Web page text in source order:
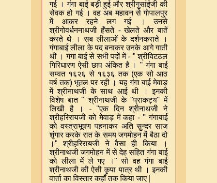
गई । गंगा बाई बड़ी हुई और श्रीगुसांईजी की
सेवक हो गई । वह अब महावन से गोपालपुर
में आकर रहने लग गई । उनसे
श्रीगोवर्धननाथजी हँसते -खेलते और बातें
करते थे । सब लीलाओं के दर्शनकराते ।
गंगाबाई लीला के पद बनाकर उनके आगे गाती
थी । गंगा बाई से सभी पदों में- "श्रीविटठल
गिरिधारण ऐसी छाप अंकित है ।"गंगा बाई
सम्वत १६२६ से १६३६ तक (एक सो आठ
वर्ष तक)भूतल पर रही । यह गंगा बाई मेवाड़
में श्रीनाथजी के साथ आई थी । इनकी
विशेष बात"श्रीनाथजी के"प्राकट्य"में
लिखी है । - "एक दिन श्रीनाथजी ने
श्रीहरिरायजी को मेवाड़ में कहा- "गंगाबाई
को वस्त्राभूषण पहनाकर अति सुन्दर साज
शृंगार करके रात के समय जगमोहन में बैठा दो
। "श्रीहरिरायजी ने वैसा ही किया ।
श्रीनाथजी जगमोहन में से देह सहित गंगा बाई
को लीला में ले गए । "सो वह गंगा बाई
श्रीनाथजी की ऐसी कृपा पात्र थी । इनकी
वार्ता का विस्तार कहाँ तक किया जाए